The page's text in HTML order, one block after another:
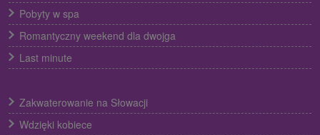
Pobyty w spa
Romantyczny weekend dla dwojga
Last minute
Zakwaterowanie na Słowacji
Wdzięki kobiece